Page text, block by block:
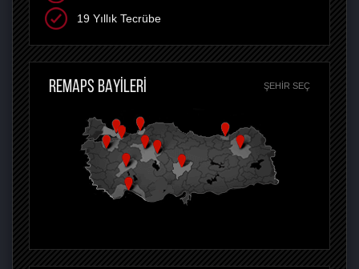
19 Yıllık Tecrübe
REMAPS BAYİLERİ ŞEHIR SEÇ